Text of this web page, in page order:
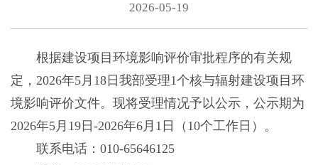
2026-05-19
根据建设项目环境影响评价审批程序的有关规
定，2026年5月18日我部受理1个核与辐射建设项目环
境影响评价文件。现将受理情况予以公示，公示期为
2026年5月19日-2026年6月1日（10个工作日）。
联系电话：010-65646125